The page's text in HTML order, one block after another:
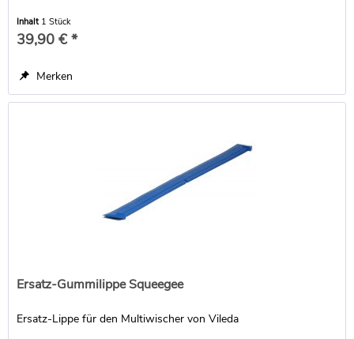
Inhalt 1 Stück
39,90 € *
Merken
Ersatz-Gummilippe Squeegee
Ersatz-Lippe für den Multiwischer von Vileda